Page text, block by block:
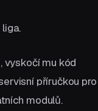
vyskočí mu kód
příručkou pro
modulů.